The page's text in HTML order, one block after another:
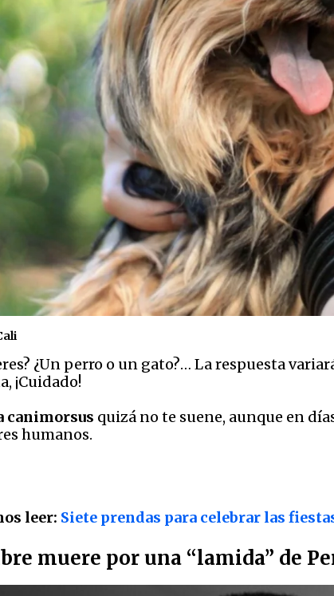
¿Un perro o un gato?… La respuesta
¡Cuidado!
canimorsus quizá no te suene, aunque en
humanos.
leer: Siete prendas para celebrar las
muere por una “lamida” de